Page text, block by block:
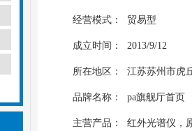
经营模式： 贸易型
成立时间： 2013/9/12
所在地区： 江苏苏州市虎
品牌名称： pa旗舰厅首页
主营产品： 红外光谱仪，